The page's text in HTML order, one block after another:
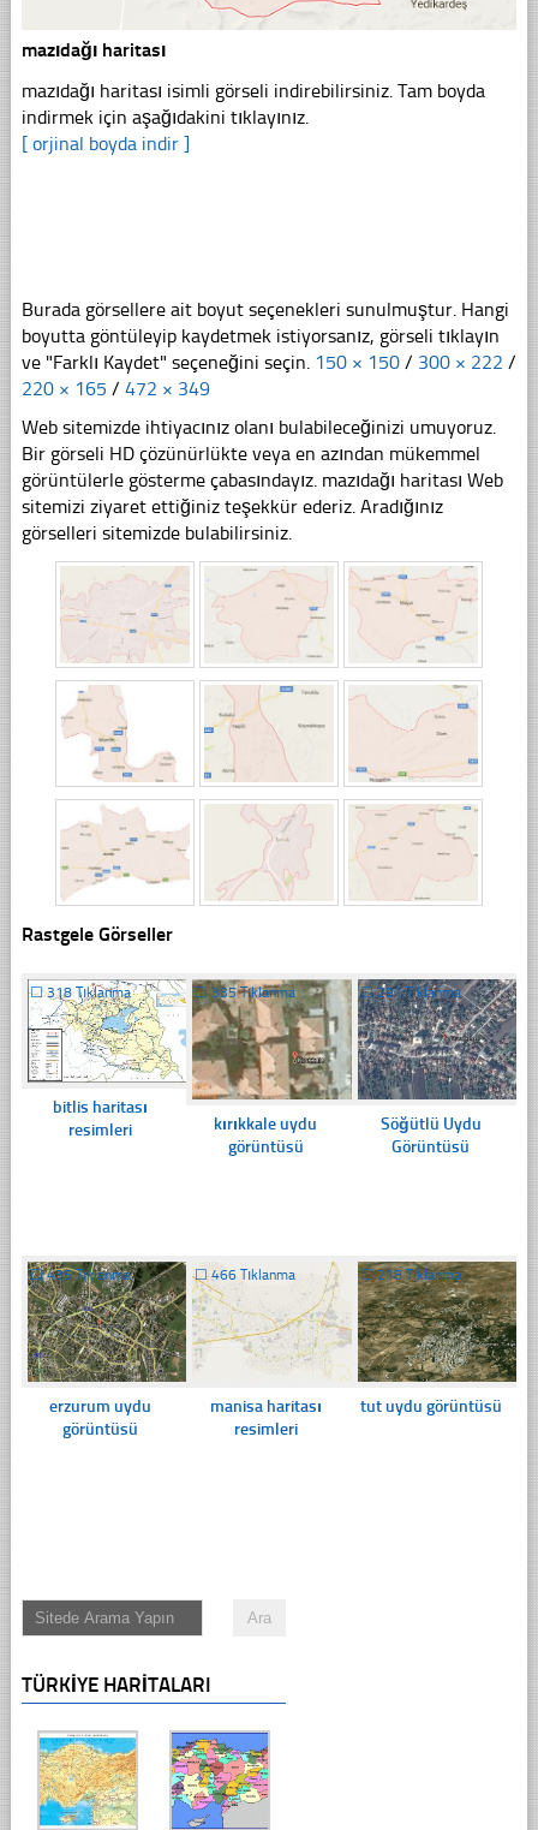
mazıdağı haritası
mazıdağı haritası isimli görseli indirebilirsiniz. Tam boyda
indirmek için aşağıdakini tıklayınız.
[ orjinal boyda indir ]
Burada görsellere ait boyut seçenekleri sunulmuştur. Hangi
boyutta göntüleyip kaydetmek istiyorsanız, görseli tıklayın
ve "Farklı Kaydet" seçeneğini seçin. 150 × 150 / 300 × 222 /
220 × 165 / 472 × 349
Web sitemizde ihtiyacınız olanı bulabileceğinizi umuyoruz.
Bir görseli HD çözünürlükte veya en azından mükemmel
görüntülerle gösterme çabasındayız. mazıdağı haritası Web
sitemizi ziyaret ettiğiniz teşekkür ederiz. Aradığınız
görselleri sitemizde bulabilirsiniz.
Rastgele Görseller
☐318 Tıklanma
bitlis haritası
resimleri
☐ 335 Tıklanma
kırıkkale uydu
görüntüsü
☐291 Tıklanma
Söğütlü Uydu
Görüntüsü
☐435 Tıklanma
erzurum uydu
görüntüsü
☐466 Tıklanma
manisa haritası
resimleri
☐218 Tıklanma
tut uydu görüntüsü
TÜRKIYE HARITALARI